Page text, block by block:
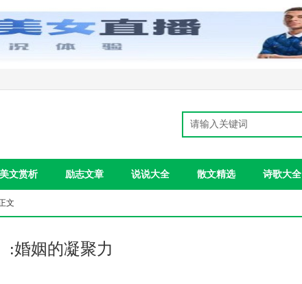
美文赏析 励志文章 说说大全 散文精选 诗歌大全
文
:婚姻的凝聚力